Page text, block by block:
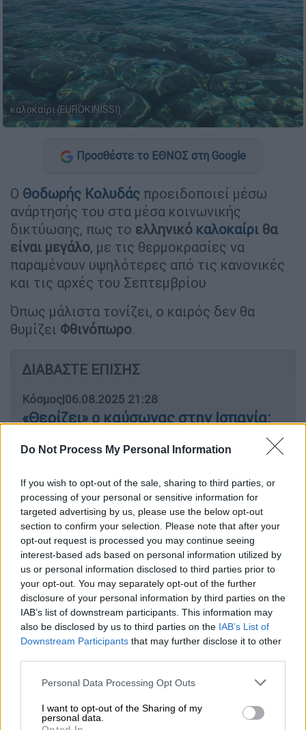
Do Not Process My Personal Information
If you wish to opt-out of the sale, sharing to third parties, or
processing of your personal or sensitive information for
targeted advertising by us, please use the below opt-out
section to confirm your selection. Please note that after your
opt-out request is processed you may continue seeing
interest-based ads based on personal information utilized by
us or personal information disclosed to third parties prior to
your opt-out. You may separately opt-out of the further
disclosure of your personal information by third parties on the
IAB’s list of downstream participants. This information may
also be disclosed by us to third parties on the IAB’s List of
Downstream Participants that may further disclose it to other
Please note that this website/app uses one or more Google
not limited to your visit or usage behaviour. You may click to
grant or deny consent to Google and its third-party tags to
Personal Data Processing Opt Outs
I want to opt-out of the Sharing of my
personal data.
καλοκαίρι (EUROKINISSI)
Προσθέστε το ΕΘΝΟΣ στη Google
Ο Θοδωρής Κολυδάς προειδοποιεί μέσω
ανάρτησής του στα μέσα κοινωνικής
δικτύωσης, πως το ελληνικό καλοκαίρι θα
είναι μεγάλο, με τις θερμοκρασίες να
παραμένουν υψηλότερες από τις κανονικές
και τις αρχές του Σεπτεμβρίου
Όπως μάλιστα τονίζει, ο καιρός δεν θα
θυμίζει Φθινόπωρο.
ΔΙΑΒΑΣΤΕ ΕΠΙΣΗΣ
Κόσμος|06.08.2025 21:28
«Θερίζει» ο καύσωνας στην Ισπανία:
Περισσότεροι από 1.000 θάνατοι τον
Ιούλιο
Καιρός|18.08.2025 21:21
Στο «κόκκινο» ο υδράργυρος με
39άρια - Έρχεται ο τελευταίος
καύσωνας του καλοκαιριού
Ειδικότερα, όπως δηλώνει:
«ΜΑΚΡΥ ΕΛΛΗΝΙΚΟ ΚΑΛΟΚΑΙΡΙ… Με
θερμοκρασίες λίγο πάνω από τα κανονικά
επίπεδα θα μας βρει ο Σεπτέμβριος».